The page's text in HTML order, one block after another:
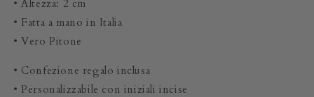
• Altezza: 2 cm
• Fatta a mano in Italia
• Vero Pitone
• Confezione regalo inclusa
• Personalizzabile con iniziali incise